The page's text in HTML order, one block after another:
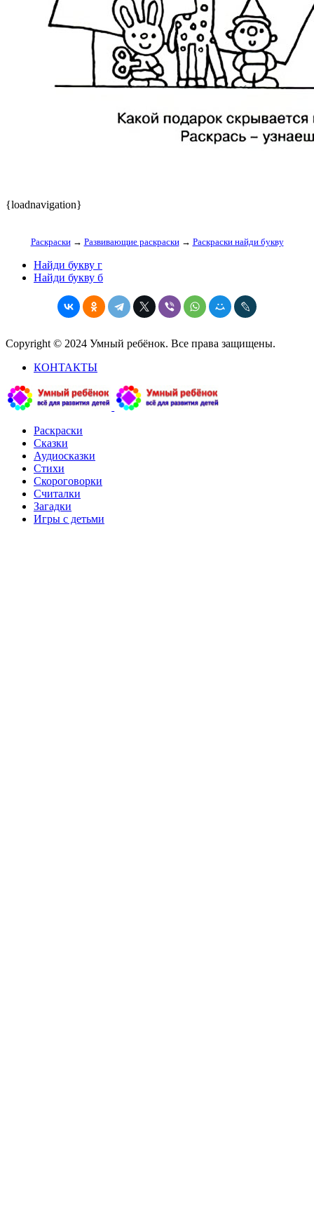
{loadnavigation}
Раскраски→ Развивающие раскраски→ Раскраски найди букву
Найди букву г
Найди букву б
Copyright © 2024 Умный ребёнок. Все права защищены.
КОНТАКТЫ
Раскраски
Сказки
Аудиосказки
Стихи
Скороговорки
Считалки
Загадки
Игры с детьми